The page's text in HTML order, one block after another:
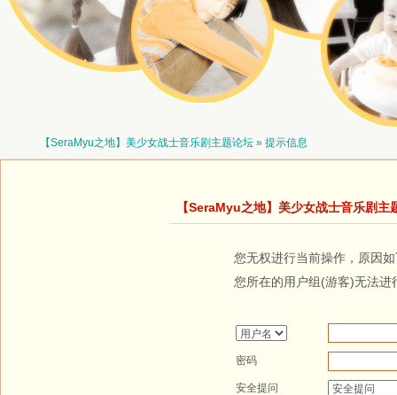
【SeraMyu之地】美少女战士音乐剧主题论坛 » 提示信息
【SeraMyu之地】美少女战士音乐剧主
您无权进行当前操作，原因
您所在的用户组(游客)无法进
密码
安全提问